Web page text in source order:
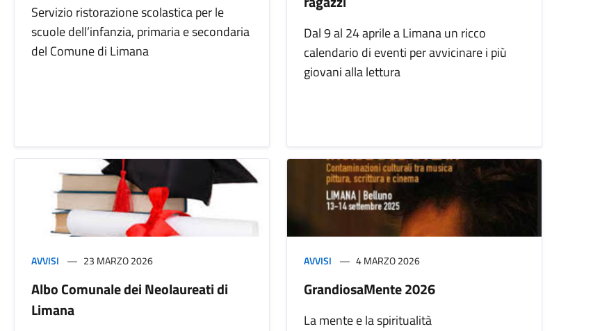
Servizio ristorazione scolastica per le
scuole dell’infanzia, primaria e secondaria
del Comune di Limana
Dal 9 al 24 aprile a Limana un ricco
calendario di eventi per avvicinare i più
giovani alla lettura
AVVISI 23 MARZO 2026
Albo Comunale dei Neolaureati di
Limana
AVVISI 4 MARZO 2026
GrandiosaMente 2026
La mente e la spiritualità